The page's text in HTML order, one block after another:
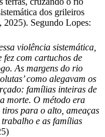
dos grileiros
Segundo Lopes:
violência sistemática,
com cartuchos de
As margens do rio
como alegavam os
famílias inteiras de
morte. O método era
tiros para o alto, ameaças
trabalho e as famílias